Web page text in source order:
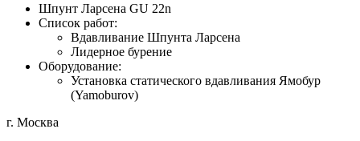
Шпунт Ларсена GU 22n
Список работ:
Вдавливание Шпунта Ларсена
Лидерное бурение
Оборудование:
Установка статического вдавливания Ямобур
(Yamoburov)
г. Москва